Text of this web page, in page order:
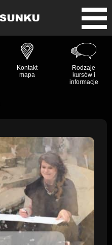
Kontakt
mapa
Rodzaje
kursów i
informacje